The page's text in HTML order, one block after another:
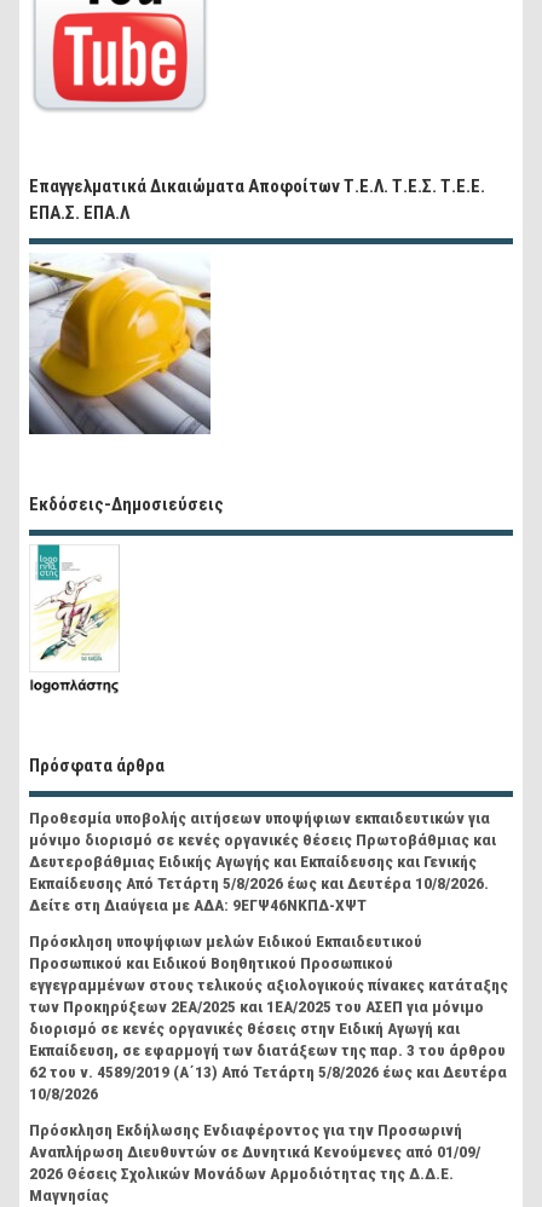
Επαγγελματικά Δικαιώματα Αποφοίτων Τ.Ε.Λ. Τ.Ε.Σ. Τ.Ε.Ε.
ΕΠΑ.Σ. ΕΠΑ.Λ
Εκδόσεις-Δημοσιεύσεις
Πρόσφατα άρθρα
Προθεσμία υποβολής αιτήσεων υποψήφιων εκπαιδευτικών για
μόνιμο διορισμό σε κενές οργανικές θέσεις Πρωτοβάθμιας και
Δευτεροβάθμιας Ειδικής Αγωγής και Εκπαίδευσης και Γενικής
Εκπαίδευσης Από Τετάρτη 5/8/2026 έως και Δευτέρα 10/8/2026.
Δείτε στη Διαύγεια με ΑΔΑ: 9ΕΓΨ46ΝΚΠΔ-ΧΨΤ
Πρόσκληση υποψήφιων μελών Ειδικού Εκπαιδευτικού
Προσωπικού και Ειδικού Βοηθητικού Προσωπικού
εγγεγραμμένων στους τελικούς αξιολογικούς πίνακες κατάταξης
των Προκηρύξεων 2ΕΑ/2025 και 1ΕΑ/2025 του ΑΣΕΠ για μόνιμο
διορισμό σε κενές οργανικές θέσεις στην Ειδική Αγωγή και
Εκπαίδευση, σε εφαρμογή των διατάξεων της παρ. 3 του άρθρου
62 του ν. 4589/2019 (Α΄13) Από Τετάρτη 5/8/2026 έως και Δευτέρα
10/8/2026
Πρόσκληση Εκδήλωσης Ενδιαφέροντος για την Προσωρινή
Αναπλήρωση Διευθυντών σε Δυνητικά Κενούμενες από 01/09/
2026 Θέσεις Σχολικών Μονάδων Αρμοδιότητας της Δ.Δ.Ε.
Μαγνησίας